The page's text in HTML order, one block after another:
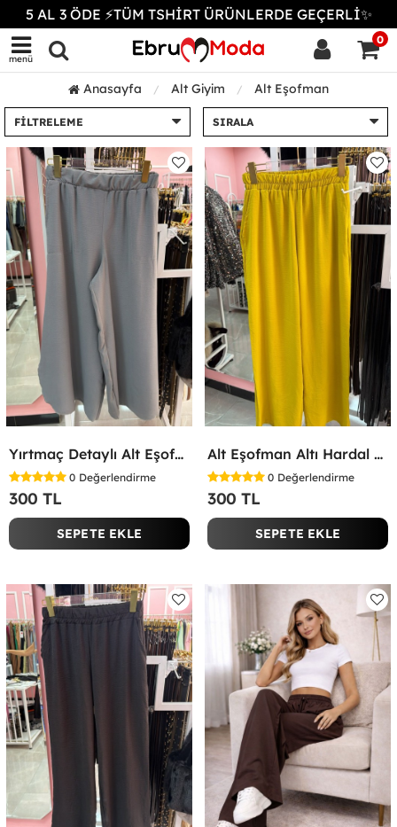
5 AL 3 ÖDE ⚡TÜM TSHİRT ÜRÜNLERDE GEÇERLİ✨
menü
0
Anasayfa Alt Giyim Alt Eşofman
FILTRELEME SIRALA
Yırtmaç Detaylı Alt Eşofman Altı Gri
0 Değerlendirme
300 TL
SEPETE EKLE
Alt Eşofman Altı Hardal Sarısı
0 Değerlendirme
300 TL
SEPETE EKLE